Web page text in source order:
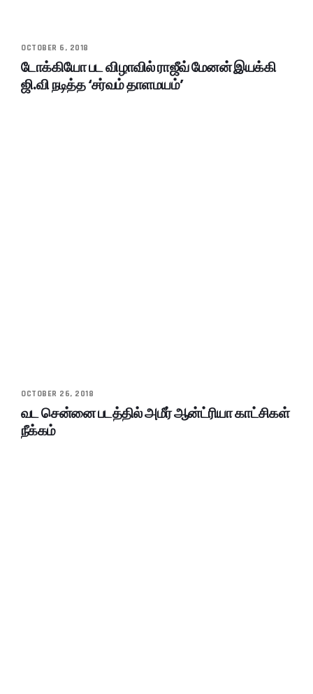
OCTOBER 6, 2018
டோக்கியோ பட விழாவில் ராஜீவ் மேனன் இயக்கி
ஜி.வி நடித்த ‘சர்வம் தாளமயம்’
OCTOBER 26, 2018
வட சென்னை படத்தில் அமீர் ஆன்ட்ரியா காட்சிகள்
நீக்கம்